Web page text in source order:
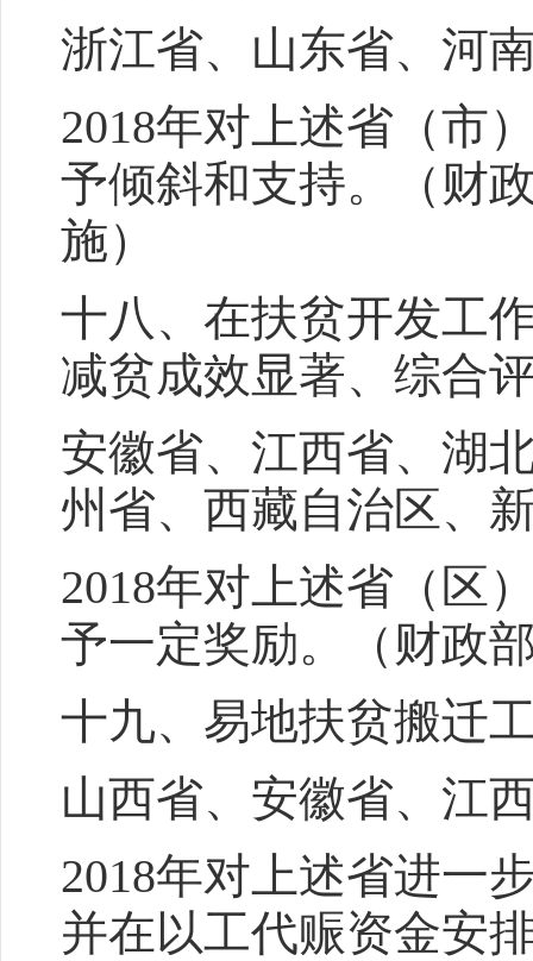
浙江省、山东省、河
2018年对上述省（市
予倾斜和支持。（财
施）
十八、在扶贫开发工
减贫成效显著、综合
安徽省、江西省、湖
州省、西藏自治区、
2018年对上述省（区
予一定奖励。（财政
十九、易地扶贫搬迁
山西省、安徽省、江
2018年对上述省进一
并在以工代赈资金安